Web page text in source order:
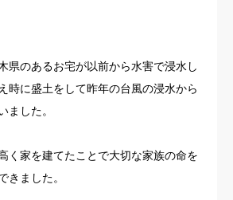
県のあるお宅が以前から水害で浸水し
時に盛土をして昨年の台風の浸水から
ました。
く家を建てたことで大切な家族の命を
きました。